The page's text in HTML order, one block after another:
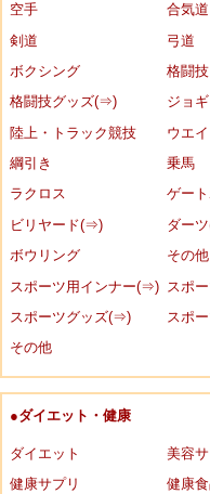
空手
合気道
剣道
弓道
ボクシング
格闘技
格闘技グッズ(⇒)
ジョ
陸上・トラック競技
ウエ
綱引き
乗馬
ラクロス
ゲー
ビリヤード(⇒)
ダー
ボウリング
その
スポーツ用インナー(⇒)
スポ
スポーツグッズ(⇒)
スポ
その他
●ダイエット・健康
ダイエット
美容サ
健康サプリ
健康